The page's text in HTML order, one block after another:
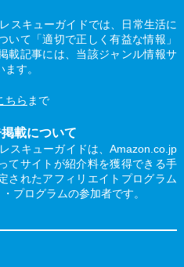
スキューガイドでは、日常生活に
いて「適切で正しく有益な情報」
載記事には、当該ジャンル情報サ
す。
ちら まで
載について
スキューガイドは、Amazon.co.jp
てサイトが紹介料を獲得できる手
されたアフィリエイトプログラム
プログラムの参加者です。